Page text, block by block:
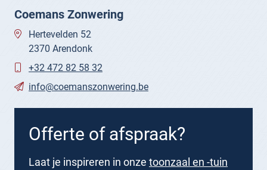
Coemans Zonwering
Hertevelden 52
2370 Arendonk
+32 472 82 58 32
info@coemanszonwering.be
Offerte of afspraak?
Laat je inspireren in onze toonzaal en -tuin